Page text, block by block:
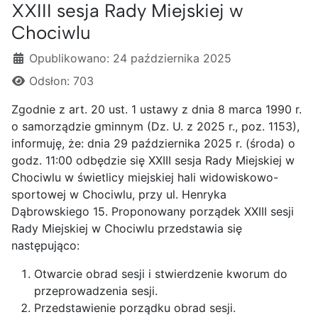
XXIII sesja Rady Miejskiej w
Chociwlu
Szczegóły
Opublikowano: 24 października 2025
Odsłon: 703
Zgodnie z art. 20 ust. 1 ustawy z dnia 8 marca 1990 r.
o samorządzie gminnym (Dz. U. z 2025 r., poz. 1153),
informuję, że: dnia 29 października 2025 r. (środa) o
godz. 11:00 odbędzie się XXIII sesja Rady Miejskiej w
Chociwlu w świetlicy miejskiej hali widowiskowo-
sportowej w Chociwlu, przy ul. Henryka
Dąbrowskiego 15. Proponowany porządek XXIII sesji
Rady Miejskiej w Chociwlu przedstawia się
następująco:
Otwarcie obrad sesji i stwierdzenie kworum do
przeprowadzenia sesji.
Przedstawienie porządku obrad sesji.